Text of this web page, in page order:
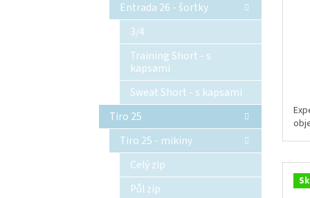
Entrada 26 - šortky
3/4
Training Short - s
kapsami
Sweat Short - s kapsami
Tiro 25
Tiro 25 - mikiny
Celý zip
Půl zip